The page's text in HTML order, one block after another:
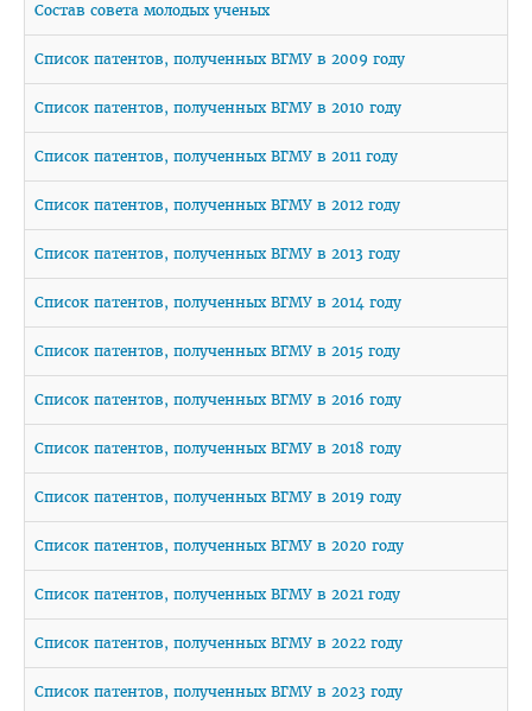
Общежитие
Заочная форма обучения
Для иностранных граждан
Стоимость обучения в ВГМУ
Профориентация
СТУДЕНТУ
Расписание
Дневная форма обучения
Заочная форма обучения
Подготовительное отделение
Практика
Студенческое научное общество
БРСМ
Правовое просвещение
Состав совета молодых ученых
Список патентов, полученных ВГМУ в 2009 году
Список патентов, полученных ВГМУ в 2010 году
Список патентов, полученных ВГМУ в 2011 году
Список патентов, полученных ВГМУ в 2012 году
Список патентов, полученных ВГМУ в 2013 году
Список патентов, полученных ВГМУ в 2014 году
Список патентов, полученных ВГМУ в 2015 году
Список патентов, полученных ВГМУ в 2016 году
Список патентов, полученных ВГМУ в 2018 году
Список патентов, полученных ВГМУ в 2019 году
Список патентов, полученных ВГМУ в 2020 году
Список патентов, полученных ВГМУ в 2021 году
Список патентов, полученных ВГМУ в 2022 году
Список патентов, полученных ВГМУ в 2023 году